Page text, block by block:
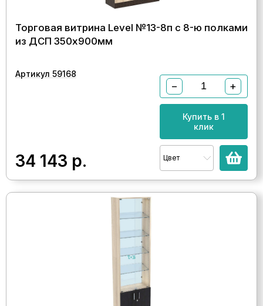
Торговая витрина Level №13-8п с 8-ю полками
из ДСП 350х900мм
Артикул 59168
34 143 р.
− +
Купить в 1
клик
Цвет